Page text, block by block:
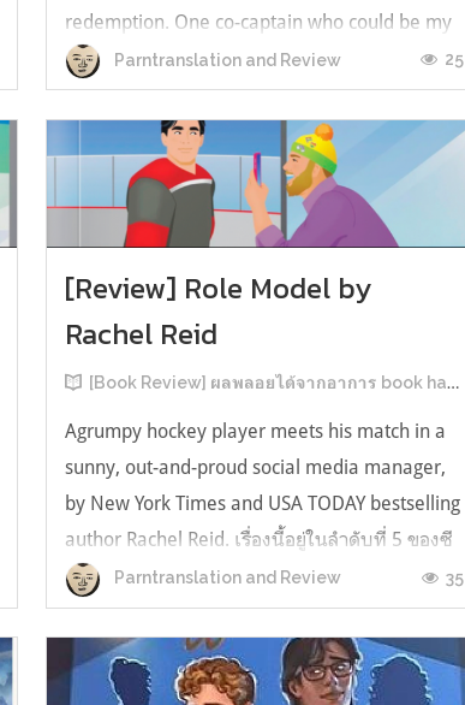
redemption. One co-captain who could be my
forever. This is the rest of the story. หลังอ่าน
แบบฟีลกู้ดติดๆ กันแล้ว เลยอยากได้ความแสบ
ทรวงในชีวิตบ้าง (หาเรื่อง!) เล่มนี้คู่หูเอ...
Parntranslation and Review 25
[Review] Role Model by
Rachel Reid
[Book Review] ผลพลอยได้จากอาการ book hangover หลังอ่านสารพัน MM Romance
Agrumpy hockey player meets his match in a
sunny, out-and-proud social media manager,
by New York Times and USA TODAY bestselling
author Rachel Reid. เรื่องนี้อยู่ในลำดับที่ 5 ของซี
รีส์ Game Changer แต่เป็นเรื่องที่ 3 ที่เราหยิบมา
อ่าน เพราะเห็นว่าเป็นเรื่องในไทม์ไลน์เดียวกันกับ
TheLong Game ประกอบกั...
Parntranslation and Review 35